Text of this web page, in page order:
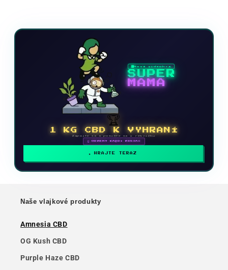
Nová videohra
SUPER
MAMA
🏆
1 KG CBD K VYHRANÍ
Zapojte sa a posuňte sa v rebríčku
🗓 ODMENY KAŽDÝ MESIAC
HRAJTE TERAZ
Naše vlajkové produkty
Amnesia CBD
OG Kush CBD
Purple Haze CBD